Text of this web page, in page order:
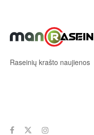
Raseinių krašto naujienos